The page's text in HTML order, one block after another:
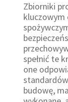
Zbiorniki
kluczowym
spełnić te
one
budowę,